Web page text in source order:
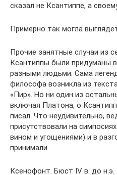
сказал не Ксантиппе, а
Примерно так могла
Прочие занятные случаи из
Ксантиппы были придуманы
разными людьми. Сама
философа возникла из
«Пир». Но ни один из
включая Платона, о
писал. Что неудивительно,
присутствовали на
вином и угощениями) и в
принимали.
Ксенофонт. Бюст IV в. до н.э.